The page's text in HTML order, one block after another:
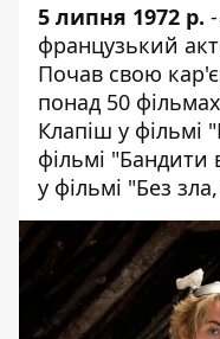
5 липня 1972 р.
французький
Почав свою
понад 50
Клапіш у фільмі
фільмі
у фільмі "Без